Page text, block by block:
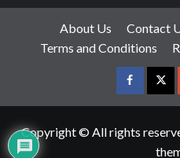
About Us Contact
Terms and Conditions
facebook
Copyright © All rights